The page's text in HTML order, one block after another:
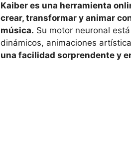
Kaiber es una herramienta
crear, transformar y animar
música. Su motor neuronal
dinámicos, animaciones
una facilidad sorprendente y